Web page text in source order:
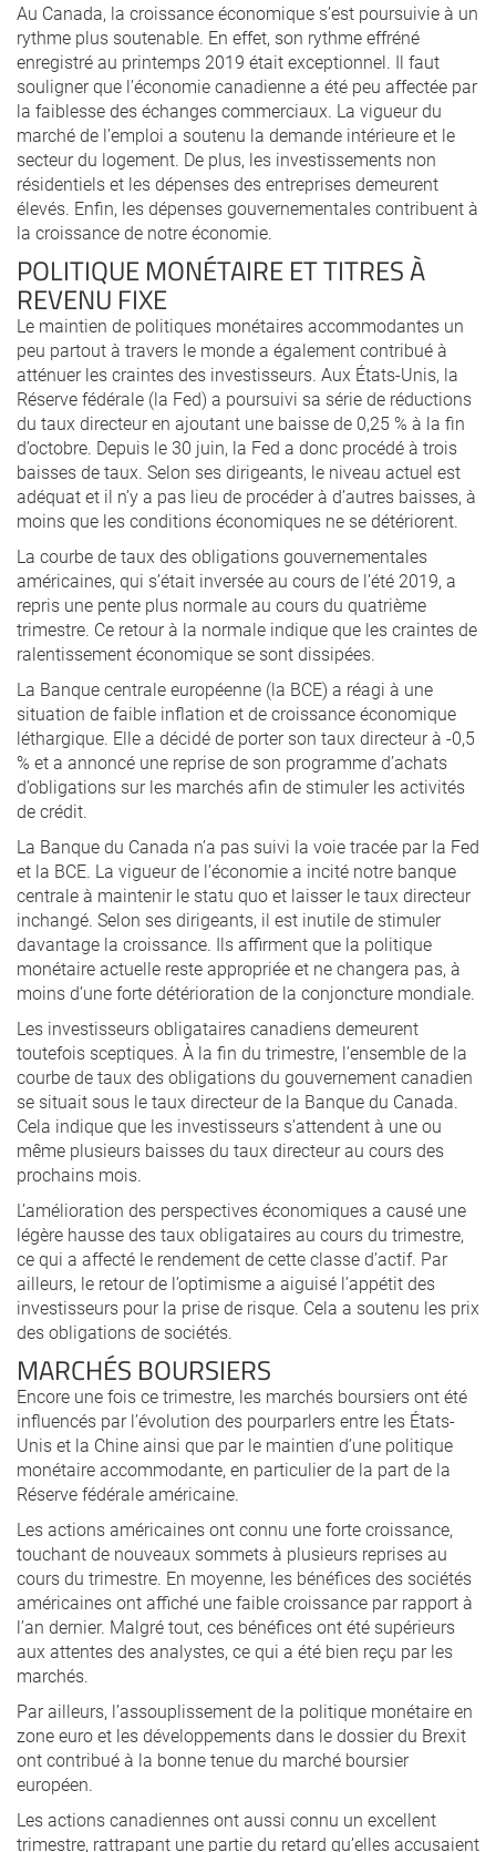
Au Canada, la croissance économique s’est poursuivie à un
rythme plus soutenable. En effet, son rythme effréné
enregistré au printemps 2019 était exceptionnel. Il faut
souligner que l’économie canadienne a été peu affectée par
la faiblesse des échanges commerciaux. La vigueur du
marché de l’emploi a soutenu la demande intérieure et le
secteur du logement. De plus, les investissements non
résidentiels et les dépenses des entreprises demeurent
élevés. Enfin, les dépenses gouvernementales contribuent à
la croissance de notre économie.
POLITIQUE MONÉTAIRE ET TITRES À
REVENU FIXE
Le maintien de politiques monétaires accommodantes un
peu partout à travers le monde a également contribué à
atténuer les craintes des investisseurs. Aux États-Unis, la
Réserve fédérale (la Fed) a poursuivi sa série de réductions
du taux directeur en ajoutant une baisse de 0,25 % à la fin
d’octobre. Depuis le 30 juin, la Fed a donc procédé à trois
baisses de taux. Selon ses dirigeants, le niveau actuel est
adéquat et il n’y a pas lieu de procéder à d’autres baisses, à
moins que les conditions économiques ne se détériorent.
La courbe de taux des obligations gouvernementales
américaines, qui s’était inversée au cours de l’été 2019, a
repris une pente plus normale au cours du quatrième
trimestre. Ce retour à la normale indique que les craintes de
ralentissement économique se sont dissipées.
La Banque centrale européenne (la BCE) a réagi à une
situation de faible inflation et de croissance économique
léthargique. Elle a décidé de porter son taux directeur à -0,5
% et a annoncé une reprise de son programme d’achats
d’obligations sur les marchés afin de stimuler les activités
de crédit.
La Banque du Canada n’a pas suivi la voie tracée par la Fed
et la BCE. La vigueur de l’économie a incité notre banque
centrale à maintenir le statu quo et laisser le taux directeur
inchangé. Selon ses dirigeants, il est inutile de stimuler
davantage la croissance. Ils affirment que la politique
monétaire actuelle reste appropriée et ne changera pas, à
moins d’une forte détérioration de la conjoncture mondiale.
Les investisseurs obligataires canadiens demeurent
toutefois sceptiques. À la fin du trimestre, l’ensemble de la
courbe de taux des obligations du gouvernement canadien
se situait sous le taux directeur de la Banque du Canada.
Cela indique que les investisseurs s’attendent à une ou
même plusieurs baisses du taux directeur au cours des
prochains mois.
L’amélioration des perspectives économiques a causé une
légère hausse des taux obligataires au cours du trimestre,
ce qui a affecté le rendement de cette classe d’actif. Par
ailleurs, le retour de l’optimisme a aiguisé l’appétit des
investisseurs pour la prise de risque. Cela a soutenu les prix
des obligations de sociétés.
MARCHÉS BOURSIERS
Encore une fois ce trimestre, les marchés boursiers ont été
influencés par l’évolution des pourparlers entre les États-
Unis et la Chine ainsi que par le maintien d’une politique
monétaire accommodante, en particulier de la part de la
Réserve fédérale américaine.
Les actions américaines ont connu une forte croissance,
touchant de nouveaux sommets à plusieurs reprises au
cours du trimestre. En moyenne, les bénéfices des sociétés
américaines ont affiché une faible croissance par rapport à
l’an dernier. Malgré tout, ces bénéfices ont été supérieurs
aux attentes des analystes, ce qui a été bien reçu par les
marchés.
Par ailleurs, l’assouplissement de la politique monétaire en
zone euro et les développements dans le dossier du Brexit
ont contribué à la bonne tenue du marché boursier
européen.
Les actions canadiennes ont aussi connu un excellent
trimestre, rattrapant une partie du retard qu’elles accusaient